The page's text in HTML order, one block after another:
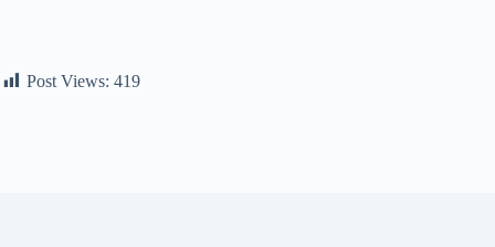
Post Views: 419